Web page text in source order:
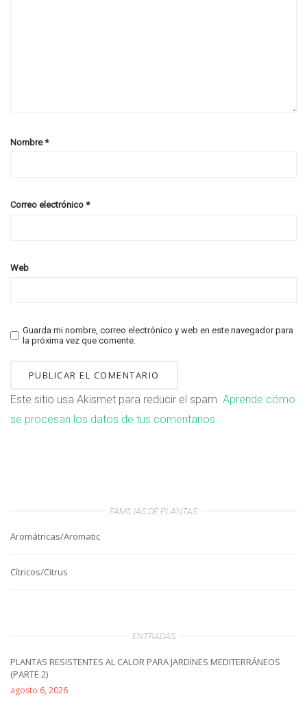
Nombre*
Correo electrónico *
Web
Guarda mi nombre, correo electrónico y web en este navegador para
la próxima vez que comente.
Este sitio usa Akismet para reducir el spam. Aprende cómo
se procesan los datos de tus comentarios.
FAMILIAS DE PLANTAS
Aromátricas/Aromatic
Cítricos/Citrus
ENTRADAS
PLANTAS RESISTENTES AL CALOR PARA JARDINES MEDITERRÁNEOS
(PARTE 2)
agosto 6, 2026